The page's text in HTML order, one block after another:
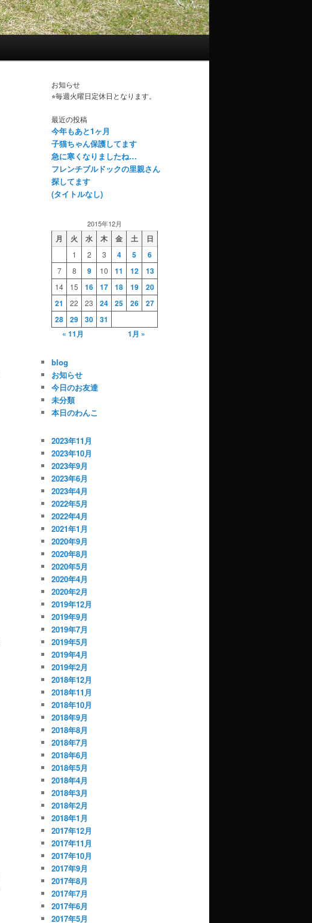
お知らせ
⭐︎毎週火曜日定休日となります。
最近の投稿
今年もあと1ヶ月
子猫ちゃん保護してます
急に寒くなりましたね…
フレンチブルドックの里親さん
探してます
(タイトルなし)
2015年12月
月 火 水 木 金 土 日
1 2 3 4 5 6
7 8 9 10 11 12 13
14 15 16 17 18 19
20
21
22 23 24 25 26
27
28
29 30
31
« 11月
1月 »
blog
お知らせ
今日のお友達
未分類
本日のわんこ
2023年11月
2023年10月
2023年9月
2023年6月
2023年4月
2022年5月
2022年4月
2021年1月
2020年9月
2020年8月
2020年5月
2020年4月
2020年2月
2019年12月
2019年9月
2019年7月
2019年5月
2019年4月
2019年2月
2018年12月
2018年11月
2018年10月
2018年9月
2018年8月
2018年7月
2018年6月
2018年5月
2018年4月
2018年3月
2018年2月
2018年1月
2017年12月
2017年11月
2017年10月
2017年9月
2017年8月
2017年7月
2017年6月
2017年5月